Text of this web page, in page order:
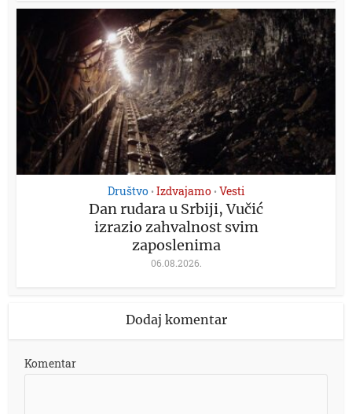
Društvo • Izdvajamo • Vesti
Dan rudara u Srbiji, Vučić
izrazio zahvalnost svim
zaposlenima
06.08.2026.
Dodaj komentar
Komentar